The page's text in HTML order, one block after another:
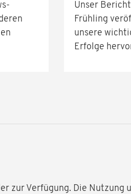
Unser
Frühling
unsere
Erfolge
zur Verfügung. Die